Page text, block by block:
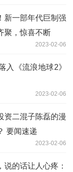
新一部年代巨制强
聚，惊喜不断
2023-02-06
入《流浪地球2》
2023-02-06
资二混子陈磊的漫
要闻速递
2023-02-06
的话让人心疼：